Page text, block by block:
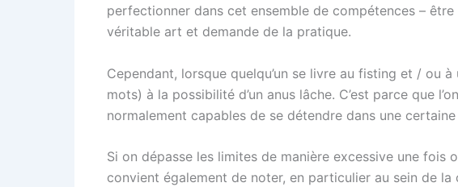
perfectionner dans cet ensemble de compétences –
véritable art et demande de la pratique.
Cependant, lorsque quelqu’un se livre au fisting et / ou
mots) à la possibilité d’un anus lâche. C’est parce que
normalement capables de se détendre dans une
Si on dépasse les limites de manière excessive une fois
convient également de noter, en particulier au sein de